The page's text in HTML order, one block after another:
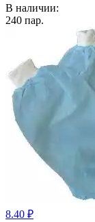
В наличии:
240 пар.
8.40 ₽